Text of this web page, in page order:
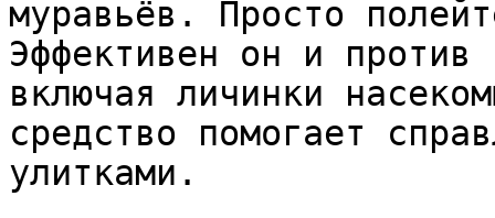
муравьёв. Просто
Эффективен он и против
включая личинки
средство помогает
улитками.